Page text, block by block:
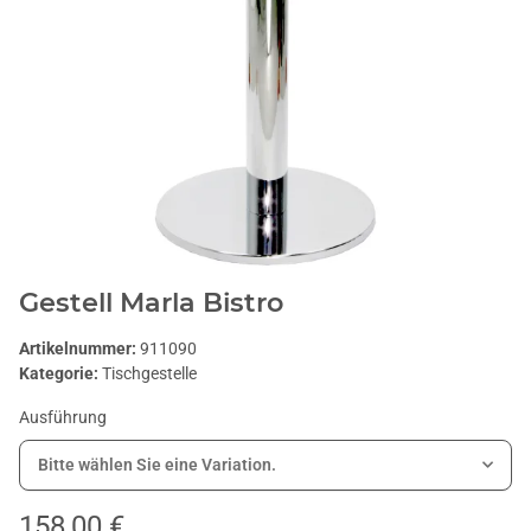
Gestell Marla Bistro
Artikelnummer: 911090
Kategorie: Tischgestelle
Ausführung
Bitte wählen Sie eine Variation.